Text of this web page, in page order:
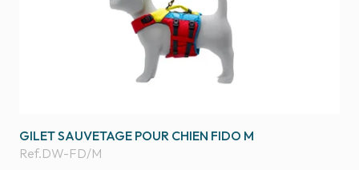
GILET SAUVETAGE POUR CHIEN FIDO M
Ref.DW-FD/M